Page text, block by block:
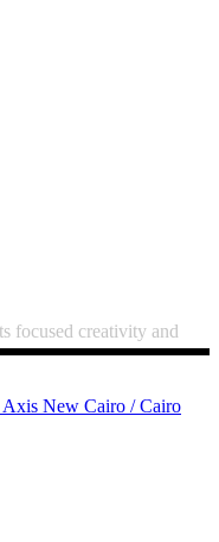
focused creativity and
Axis New Cairo / Cairo